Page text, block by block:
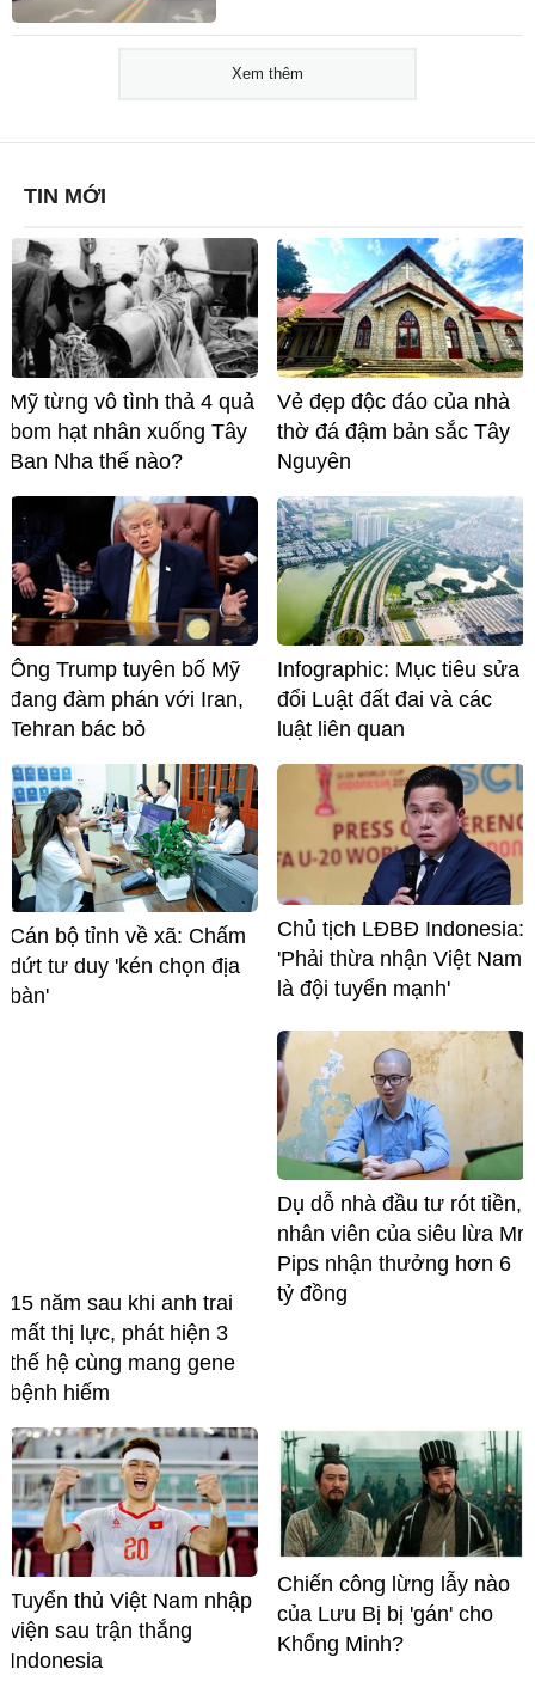
Xem thêm
TIN MỚI
Mỹ từng vô tình thả 4 quả
bom hạt nhân xuống Tây
Ban Nha thế nào?
Vẻ đẹp độc đáo của nhà
thờ đá đậm bản sắc Tây
Nguyên
Ông Trump tuyên bố Mỹ
đang đàm phán với Iran,
Tehran bác bỏ
Infographic: Mục tiêu sửa
đổi Luật đất đai và các
luật liên quan
Cán bộ tỉnh về xã: Chấm
dứt tư duy 'kén chọn địa
bàn'
Chủ tịch LĐBĐ Indonesia:
'Phải thừa nhận Việt Nam
là đội tuyển mạnh'
15 năm sau khi anh trai
mất thị lực, phát hiện 3
thế hệ cùng mang gene
bệnh hiếm
Dụ dỗ nhà đầu tư rót tiền,
nhân viên của siêu lừa Mr
Pips nhận thưởng hơn 6
tỷ đồng
Tuyển thủ Việt Nam nhập
viện sau trận thắng
Indonesia
Chiến công lừng lẫy nào
của Lưu Bị bị 'gán' cho
Khổng Minh?